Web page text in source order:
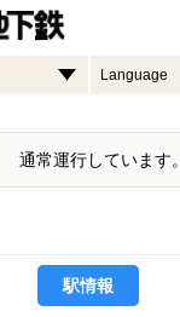
Language
通常運行しています。
駅情報